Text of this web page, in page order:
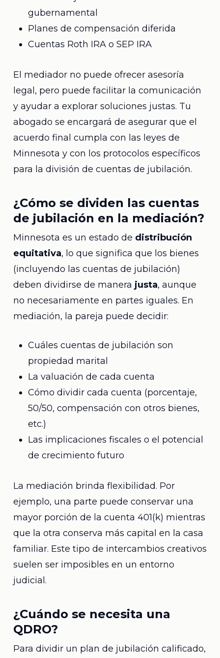
gubernamental
Planes de compensación diferida
Cuentas Roth IRA o SEP IRA
El mediador no puede ofrecer asesoría
legal, pero puede facilitar la comunicación
y ayudar a explorar soluciones justas. Tu
abogado se encargará de asegurar que el
acuerdo final cumpla con las leyes de
Minnesota y con los protocolos específicos
para la división de cuentas de jubilación.
¿Cómo se dividen las cuentas
de jubilación en la mediación?
Minnesota es un estado de distribución
equitativa, lo que significa que los bienes
(incluyendo las cuentas de jubilación)
deben dividirse de manera justa, aunque
no necesariamente en partes iguales. En
mediación, la pareja puede decidir:
Cuáles cuentas de jubilación son
propiedad marital
La valuación de cada cuenta
Cómo dividir cada cuenta (porcentaje,
50/50, compensación con otros bienes,
etc.)
Las implicaciones fiscales o el potencial
de crecimiento futuro
La mediación brinda flexibilidad. Por
ejemplo, una parte puede conservar una
mayor porción de la cuenta 401(k) mientras
que la otra conserva más capital en la casa
familiar. Este tipo de intercambios creativos
suelen ser imposibles en un entorno
judicial.
¿Cuándo se necesita una
QDRO?
Para dividir un plan de jubilación calificado,